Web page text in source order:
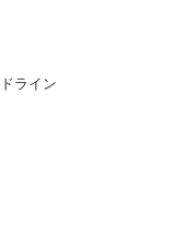
ライン